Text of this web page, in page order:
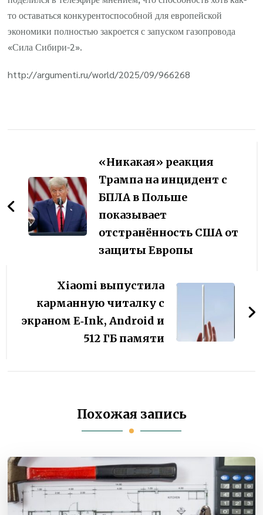
то оставаться конкурентоспособной для европейской
экономики полностью закроется с запуском газопровода
«Сила Сибири-2».
http://argumenti.ru/world/2025/09/966268
записям
«Никакая» реакция
Трампа на инцидент с
БПЛА в Польше
показывает
отстранённость США от
защиты Европы
Xiaomi выпустила
карманную читалку с
экраном E‑Ink, Android и
512 ГБ памяти
Похожая запись